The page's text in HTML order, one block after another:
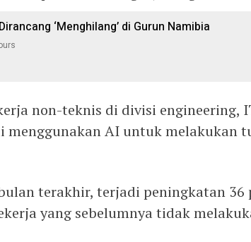
‘Menghilang’ di Gurun Namibia
non-teknis di divisi engineering,
AI untuk melakukan
terakhir, terjadi peningkatan 36
yang sebelumnya tidak